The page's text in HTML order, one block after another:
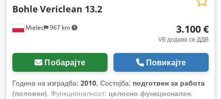
Mielec 967 km
Bohle Vericlean 13.2
3.100 €
VB додава се ДДВ
Побарајте Повикајте
Година на изградба: 2010, Состојба: подготвен за работа
(половен), Функционалност: целосно функционален,